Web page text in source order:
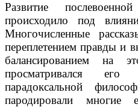
Развитие
происходило под
Многочисленные
переплетением правды и
балансированием на
просматривался
парадоксальной
пародировали многие